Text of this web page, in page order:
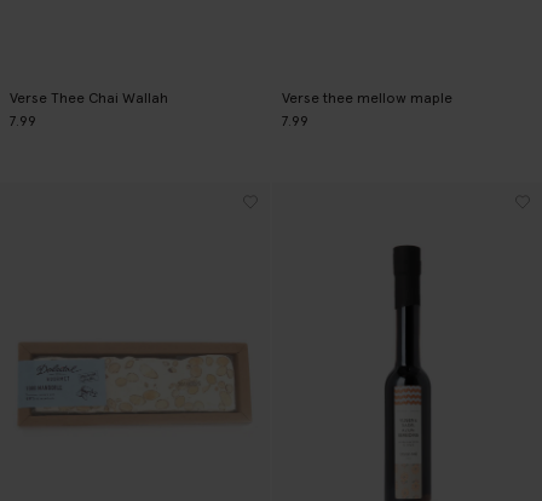
Verse Thee Chai Wallah
7.99
Verse thee mellow maple
7.99